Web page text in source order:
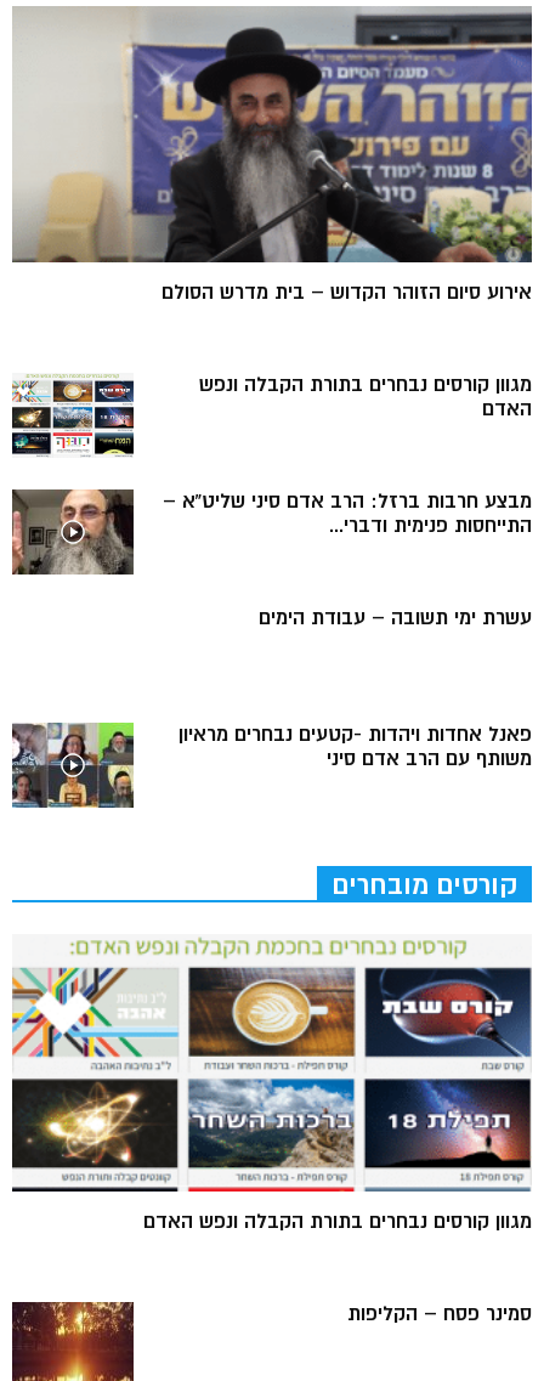
אירוע סיום הזוהר הקדוש – בית מדרש הסולם
מגוון קורסים נבחרים בתורת הקבלה ונפש
האדם
מבצע חרבות ברזל: הרב אדם סיני שליט”א –
התייחסות פנימית ודברי...
עשרת ימי תשובה – עבודת הימים
פאנל אחדות ויהדות -קטעים נבחרים מראיון
משותף עם הרב אדם סיני
קורסים מובחרים
מגוון קורסים נבחרים בתורת הקבלה ונפש האדם
סמינר פסח – הקליפות